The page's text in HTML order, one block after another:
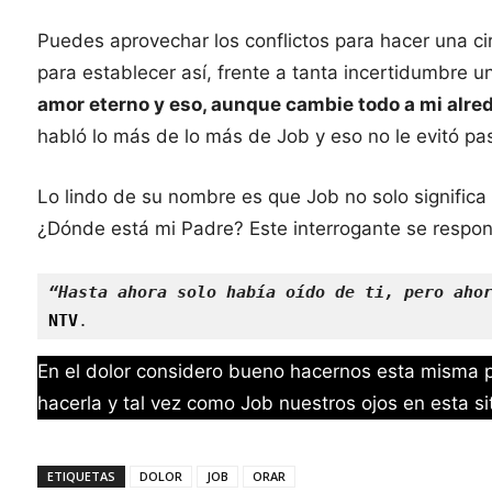
Puedes aprovechar los conflictos para hacer una
para establecer así, frente a tanta incertidumbre
amor eterno y eso, aunque cambie todo a mi
habló lo más de lo más de Job y eso no le evitó
Lo lindo de su nombre es que Job no solo
¿Dónde está mi Padre? Este interrogante se
“Hasta ahora solo había oído de ti, pero
NTV.
En el dolor considero bueno hacernos esta
hacerla y tal vez como Job nuestros ojos en esta
ETIQUETAS DOLOR JOB ORAR